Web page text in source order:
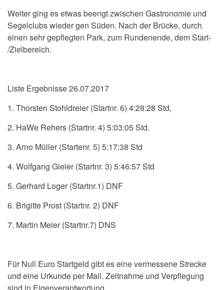
Weiter ging es etwas beengt zwischen Gastronomie und
Segelclubs wieder gen Süden. Nach der Brücke, durch
einen sehr gepflegten Park, zum Rundenende, dem Start-
/Zielbereich.
Liste Ergebnisse 26.07.2017
1. Thorsten Stohldreier (Startnr. 6) 4:28:28 Std,
2. HaWe Rehers (Startnr. 4) 5:03:05 Std.
3. Arno Müller (Startenr. 5) 5:17:38 Std
4. Wolfgang Gieler (Startnr. 3) 5:46:57 Std
5. Gerhard Loger (Startnr.1) DNF
6. Brigitte Prost (Startnr. 2) DNF
7. Martin Meier (Startnr.7) DNS
Für Null Euro Startgeld gibt es eine vermessene Strecke
und eine Urkunde per Mail. Zeitnahme und Verpflegung